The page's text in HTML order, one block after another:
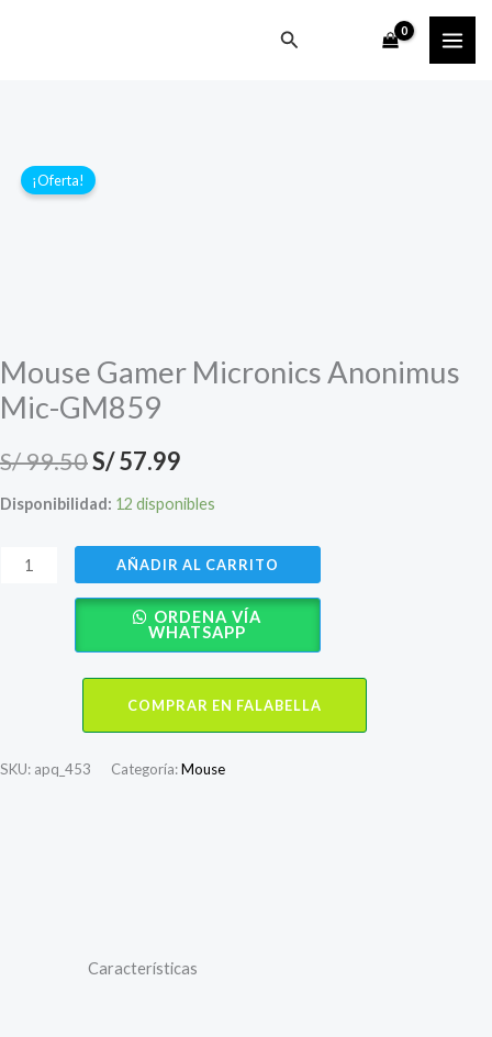
Buscar
¡Oferta!
Mouse Gamer Micronics Anonimus
Mic-GM859
S/99.50El
precio
original
era:
S/ 99.50.
S/57.99
precio
actual
es:
S/ 57.99.
Disponibilidad: 12 disponibles
Mouse
AÑADIR AL CARRITO
ORDENA VÍA
WHATSAPP
COMPRAR EN FALABELLA
SKU: apq_453 Categoría:Mouse
Características